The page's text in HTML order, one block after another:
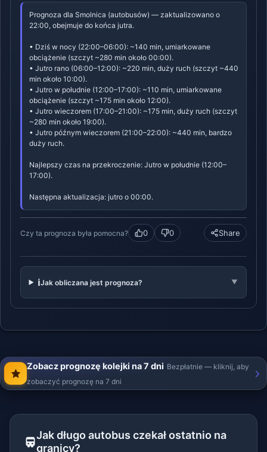
Prognoza dla Smolnica (autobusów) — zaktualizowano o
22:00, obejmuje do końca jutra.
• Dziś w nocy (22:00–06:00): ~140 min, umiarkowane
obciążenie (szczyt ~280 min około 00:00).
• Jutro rano (06:00–12:00): ~220 min, duży ruch (szczyt ~440
min około 10:00).
• Jutro w południe (12:00–17:00): ~110 min, umiarkowane
obciążenie (szczyt ~175 min około 12:00).
• Jutro wieczorem (17:00–21:00): ~175 min, duży ruch (szczyt
~280 min około 19:00).
• Jutro późnym wieczorem (21:00–22:00): ~440 min, bardzo
duży ruch.
Najlepszy czas na przekroczenie: Jutro w południe (12:00–
17:00).
Następna aktualizacja: jutro o 00:00.
Czy ta prognoza była pomocna? 0 0 Share
ℹ️Jak obliczana jest prognoza? ▼
Zobacz prognozę kolejki na 7 dni Bezpłatnie — kliknij, aby
zobaczyć prognozę na 7 dni
Jak długo autobus czekał ostatnio na
granicy?